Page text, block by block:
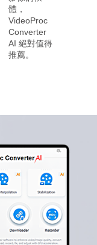
的影片。